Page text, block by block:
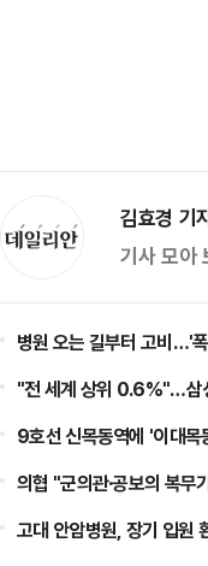
김효경
기사 모아
병원 오는 길부터 고비…'
"전 세계 상위 0.6%"…삼
9호선 신목동역에 '이대
의협 "군의관·공보의 복무
고대 안암병원, 장기 입원